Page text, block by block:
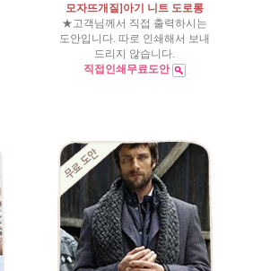
모자뜨개질]아기 니트 도로롱
★고객님께서 직접 출력하시는
도안입니다. 따로 인쇄해서 보내
드리지 않습니다.
직접인쇄무료도안